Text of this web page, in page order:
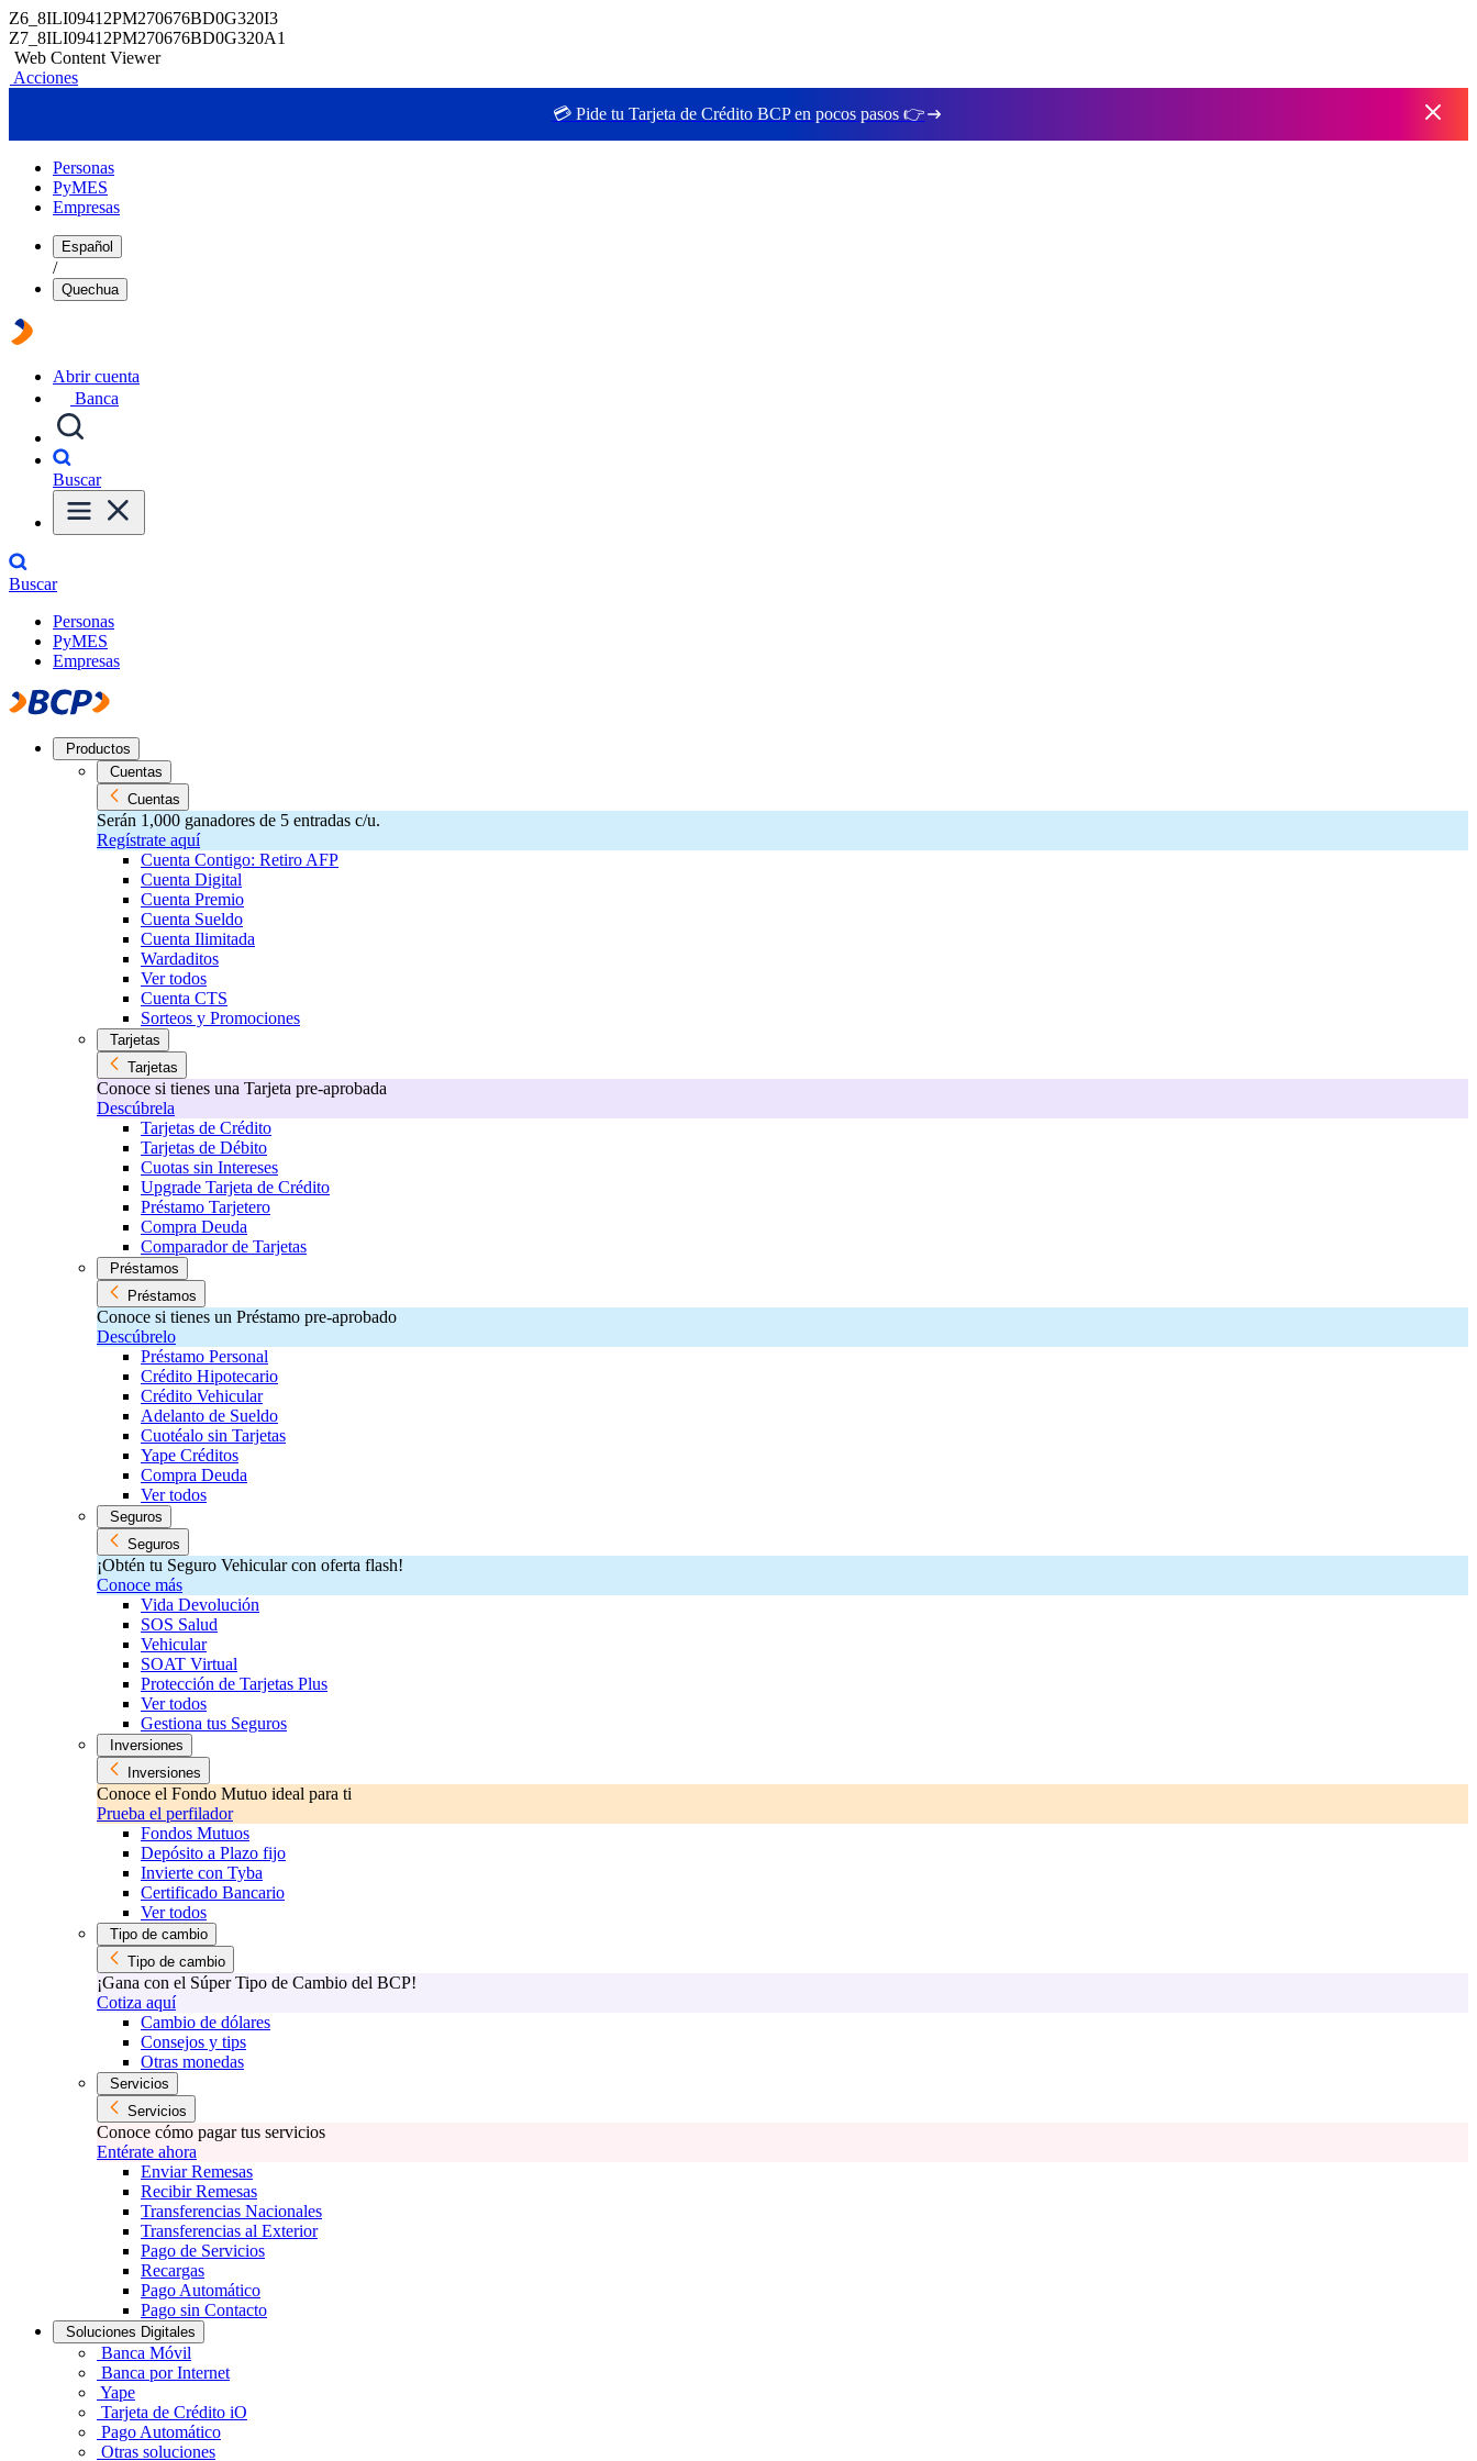
Z6_8ILI09412PM270676BD0G320I3
Z7_8ILI09412PM270676BD0G320A1
Web Content Viewer
Acciones
💳 Pide tu Tarjeta de Crédito BCP en pocos pasos 👉
Personas
PyMES
Empresas
Español
/
Quechua
Abrir cuenta
Banca
Buscar
Buscar
Personas
PyMES
Empresas
Productos
Cuentas
Cuentas
Serán 1,000 ganadores de 5 entradas c/u.
Regístrate aquí
Cuenta Contigo: Retiro AFP
Cuenta Digital
Cuenta Premio
Cuenta Sueldo
Cuenta Ilimitada
Wardaditos
Ver todos
Cuenta CTS
Sorteos y Promociones
Tarjetas
Tarjetas
Conoce si tienes una Tarjeta pre-aprobada
Descúbrela
Tarjetas de Crédito
Tarjetas de Débito
Cuotas sin Intereses
Upgrade Tarjeta de Crédito
Préstamo Tarjetero
Compra Deuda
Comparador de Tarjetas
Préstamos
Préstamos
Conoce si tienes un Préstamo pre-aprobado
Descúbrelo
Préstamo Personal
Crédito Hipotecario
Crédito Vehicular
Adelanto de Sueldo
Cuotéalo sin Tarjetas
Yape Créditos
Compra Deuda
Ver todos
Seguros
Seguros
¡Obtén tu Seguro Vehicular con oferta flash!
Conoce más
Vida Devolución
SOS Salud
Vehicular
SOAT Virtual
Protección de Tarjetas Plus
Ver todos
Gestiona tus Seguros
Inversiones
Inversiones
Conoce el Fondo Mutuo ideal para ti
Prueba el perfilador
Fondos Mutuos
Depósito a Plazo fijo
Invierte con Tyba
Certificado Bancario
Ver todos
Tipo de cambio
Tipo de cambio
¡Gana con el Súper Tipo de Cambio del BCP!
Cotiza aquí
Cambio de dólares
Consejos y tips
Otras monedas
Servicios
Servicios
Conoce cómo pagar tus servicios
Entérate ahora
Enviar Remesas
Recibir Remesas
Transferencias Nacionales
Transferencias al Exterior
Pago de Servicios
Recargas
Pago Automático
Pago sin Contacto
Soluciones Digitales
Banca Móvil
Banca por Internet
Yape
Tarjeta de Crédito iO
Pago Automático
Otras soluciones